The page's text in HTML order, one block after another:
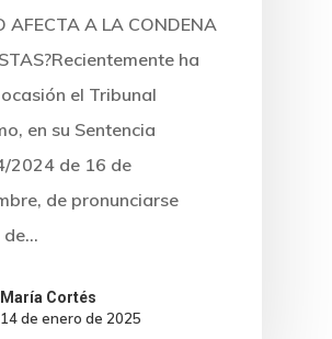
AFECTA A LA CONDENA
ha
el Tribunal
en su Sentencia
2024 de 16 de
de pronunciarse
de…
María Cortés
14 de enero de 2025Inicio